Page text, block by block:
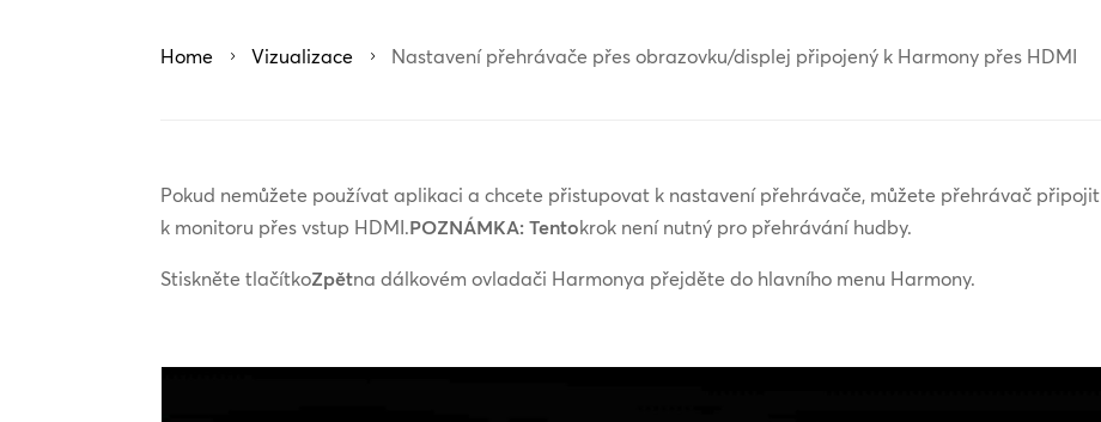
Home 5 Vizualizace 5 Nastavení přehrávače přes obrazovku/displej připojený k Harmony přes HDMI
Pokud nemůžete používat aplikaci a chcete přistupovat k nastavení přehrávače, můžete přehrávač připojit
k monitoru přes vstup HDMI.POZNÁMKA: Tentokrok není nutný pro přehrávání hudby.
Stiskněte tlačítkoZpětna dálkovém ovladači Harmonya přejděte do hlavního menu Harmony.